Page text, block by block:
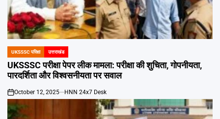
POSTED
IN
UKSSSC परिक्षा उत्तराखंड
UKSSSC परीक्षा पेपर लीक मामला: परीक्षा की शुचिता, गोपनीयता,
पारदर्शिता और विश्वसनीयता पर सवाल
on
October 12, 2025 HNN 24x7 Desk